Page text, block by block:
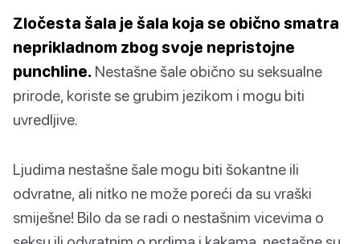
Zločesta šala je šala koja se obično smatra
neprikladnom zbog svoje nepristojne
punchline. Nestašne šale obično su seksualne
prirode, koriste se grubim jezikom i mogu biti
uvredljive.
Ljudima nestašne šale mogu biti šokantne ili
odvratne, ali nitko ne može poreći da su vraški
smiješne! Bilo da se radi o nestašnim vicevima o